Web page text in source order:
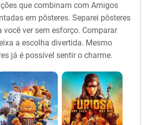
que combinam com Amigos
em pôsteres. Separei pôsteres
você ver sem esforço. Comparar
a escolha divertida. Mesmo
já é possível sentir o charme.